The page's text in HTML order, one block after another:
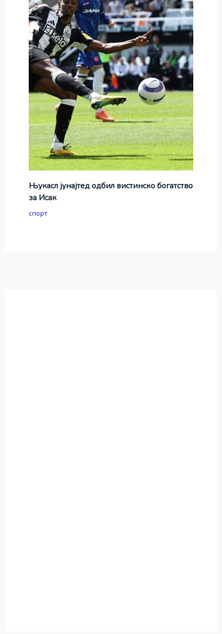
Њукасл јунајтед одбил вистинско богатство
за Исак
спорт